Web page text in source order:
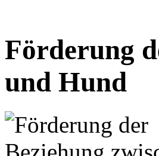
Förderung
und Hund